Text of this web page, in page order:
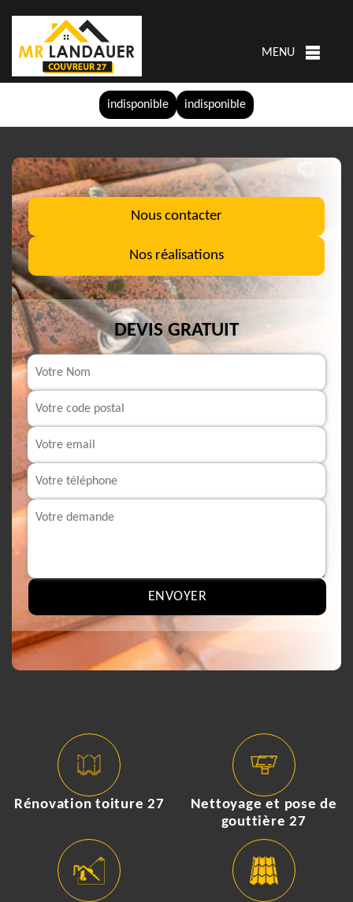
indisponible indisponible
MENU
Nous contacter
Nos réalisations
DEVIS GRATUIT
Rénovation toiture 27
Nettoyage et pose de
gouttière 27